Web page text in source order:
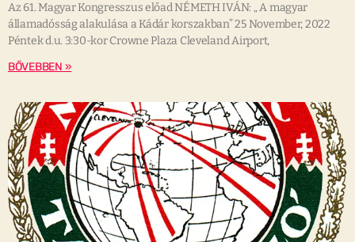
Az 61. Magyar Kongresszus előad NÉMETH IVÁN: „ A magyar
államadósság alakulása a Kádár korszakban” 25 November, 2022
Péntek d.u. 3:30-kor Crowne Plaza Cleveland Airport,
BŐVEBBEN »